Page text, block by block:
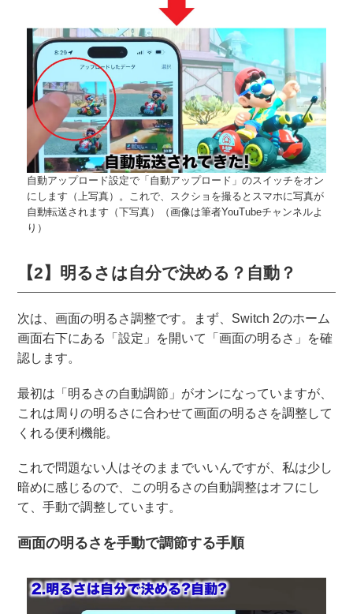
自動アップロード設定で「自動アップロード」のスイッチをオン
にします（上写真）。これで、スクショを撮るとスマホに写真が
自動転送されます（下写真）（画像は筆者YouTubeチャンネルよ
り）
【2】明るさは自分で決める？自動？
次は、画面の明るさ調整です。まず、Switch 2のホーム
画面右下にある「設定」を開いて「画面の明るさ」を確
認します。
最初は「明るさの自動調節」がオンになっていますが、
これは周りの明るさに合わせて画面の明るさを調整して
くれる便利機能。
これで問題ない人はそのままでいいんですが、私は少し
暗めに感じるので、この明るさの自動調整はオフにし
て、手動で調整しています。
画面の明るさを手動で調節する手順